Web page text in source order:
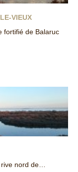
VIEUX
fortifié de Balaruc
rive nord de…